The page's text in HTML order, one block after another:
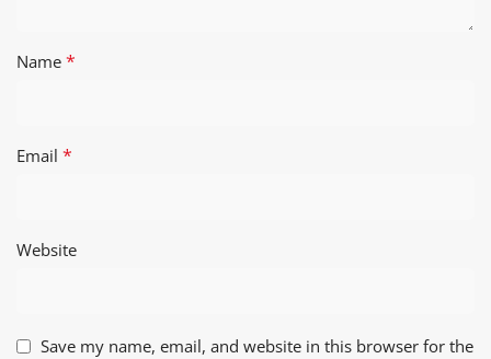
Name *
Email *
Website
Save my name, email, and website in this browser for the